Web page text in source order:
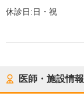
休診日:日・祝
医師・施設情報